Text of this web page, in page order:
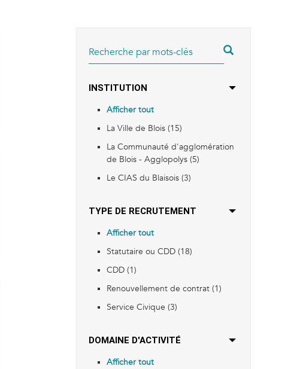
RECHERCHER
INSTITUTION
Afficher tout
La Ville de Blois (15)
La Communauté d'agglomération
de Blois - Agglopolys (5)
Le CIAS du Blaisois (3)
TYPE DE RECRUTEMENT
Afficher tout
Statutaire ou CDD (18)
CDD (1)
Renouvellement de contrat (1)
Service Civique (3)
DOMAINE D'ACTIVITÉ
Afficher tout